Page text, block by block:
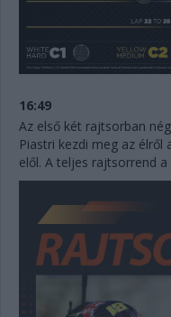
16:49
Az első két rajtsorban
Piastri kezdi meg az élről
elől. A teljes rajtsorrend